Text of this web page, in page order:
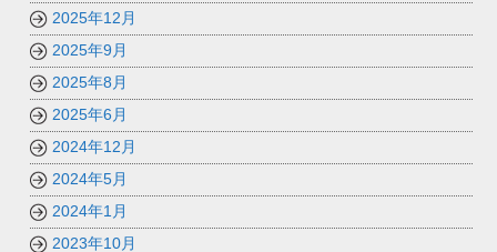
2025年12月
2025年9月
2025年8月
2025年6月
2024年12月
2024年5月
2024年1月
2023年10月